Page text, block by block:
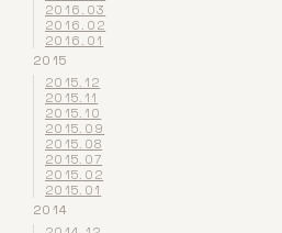
2016.03
2016.02
2016.01
2015
2015.12
2015.11
2015.10
2015.09
2015.08
2015.07
2015.02
2015.01
2014